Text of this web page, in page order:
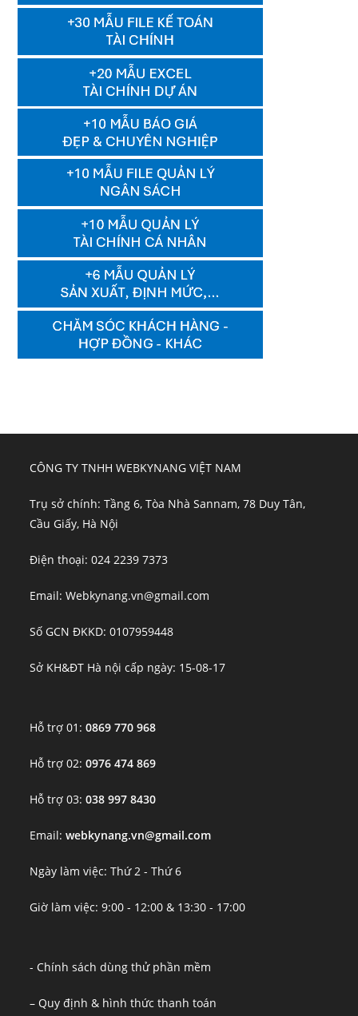
CÔNG TY TNHH WEBKYNANG VIỆT NAM
Trụ sở chính: Tầng 6, Tòa Nhà Sannam, 78 Duy Tân,
Cầu Giấy, Hà Nội
Điện thoại: 024 2239 7373
Email: Webkynang.vn@gmail.com
Số GCN ĐKKD: 0107959448
Sở KH&ĐT Hà nội cấp ngày: 15-08-17
Hỗ trợ 01:0869 770 968
Hỗ trợ 02:0976 474 869
Hỗ trợ 03:038 997 8430
Email:webkynang.vn@gmail.com
Ngày làm việc: Thứ 2 - Thứ 6
Giờ làm việc: 9:00 - 12:00 & 13:30 - 17:00
- Chính sách dùng thử phần mềm
– Quy định & hình thức thanh toán